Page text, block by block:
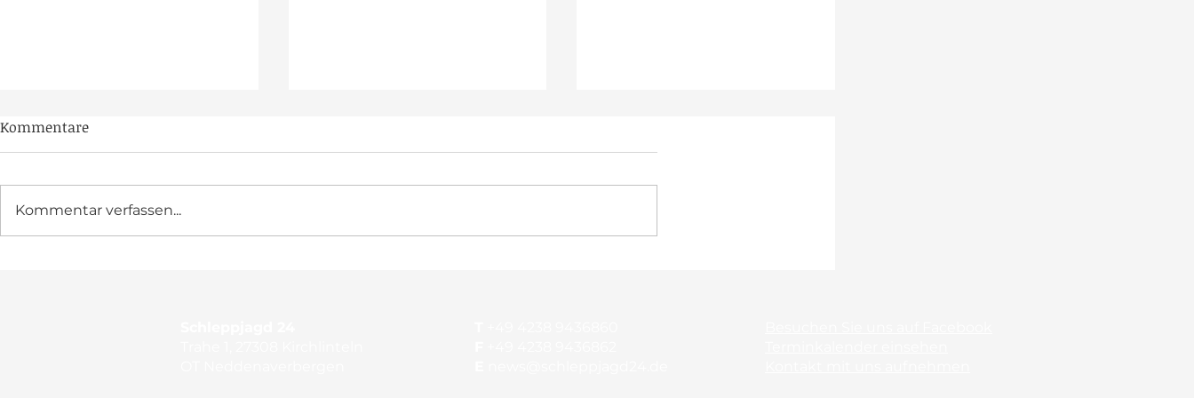
Kommentare
Kommentar verfassen...